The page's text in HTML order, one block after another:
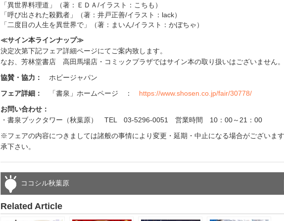
「異世界料理道」（著：ＥＤＡ/イラスト：こちも）
「呼び出された殺戮者」（著：井戸正善/イラスト：lack）
「二度目の人生を異世界で」（著：まいん/イラスト：かぼちゃ）
≪サイン本ラインナップ≫
決定次第下記フェア詳細ページにてご案内致します。
なお、芳林堂書店 高田馬場店・コミックプラザではサイン本の取り扱いはございません。
協賛・協力：
ホビージャパン
フェア詳細：
「書泉」ホームページ ： https://www.shosen.co.jp/fair/30778/
お問い合わせ：
・書泉ブックタワー（秋葉原） TEL 03-5296-0051 営業時間 10：00～21：00
※フェアの内容につきましては諸般の事情により変更・延期・中止になる場合がございま
承下さい。
ココシル秋葉原
Related Article